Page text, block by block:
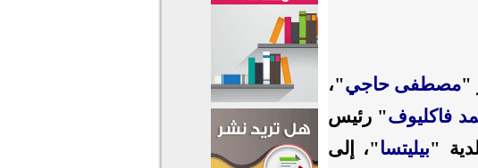
"مصطفى حاجي"،
فاكليوف" رئيس
"بيليتسا"، إلى